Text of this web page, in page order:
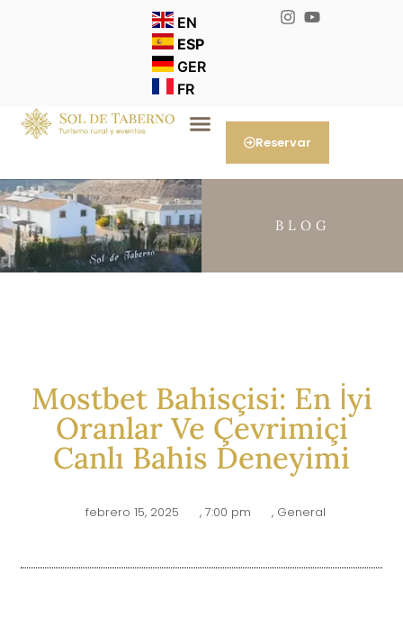
EN
ESP
GER
FR
Reservar
BLOG
Mostbet Bahisçisi: En İyi
Oranlar Ve Çevrimiçi
Canlı Bahis Deneyimi
febrero 15, 2025 , 7:00 pm , General